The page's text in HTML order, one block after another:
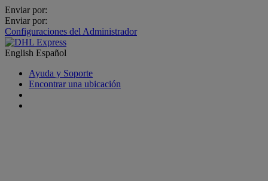
Enviar por:
Enviar por:
Configuraciones del Administrador
English Español
Ayuda y Soporte
Encontrar una ubicación